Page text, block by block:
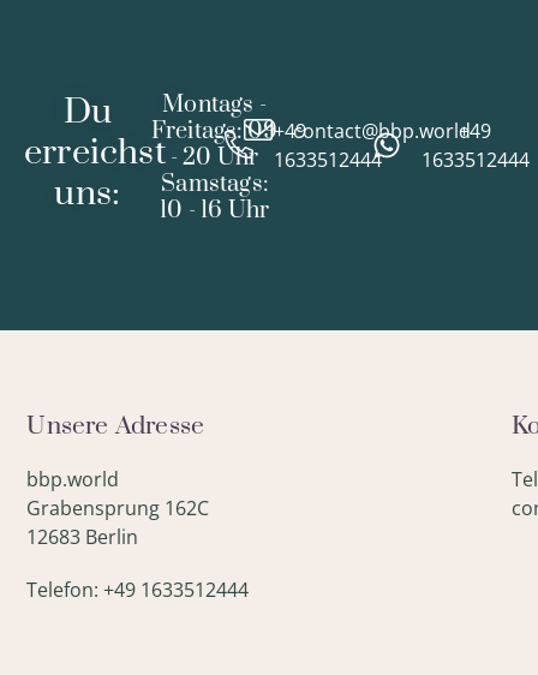
Du
erreichst
uns:
Montags -
Freitags: 09
- 20 Uhr
Samstags:
10 - 16 Uhr
+49
1633512444
contact@bbp.world+49
1633512444
Unsere Adresse
bbp.world
Grabensprung 162C
12683 Berlin
Telefon: +49 1633512444